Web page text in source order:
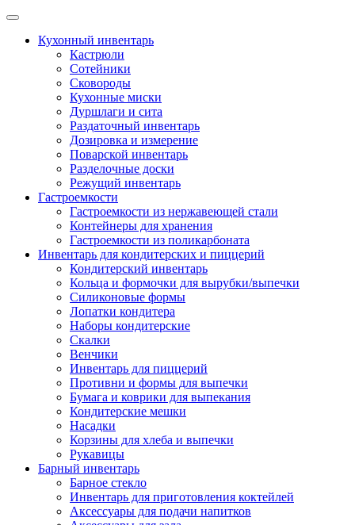
Skip
contentКухонный инвентарь
Кастрюли
Сотейники
Сковороды
Кухонные миски
Дуршлаги и сита
Раздаточный инвентарь
Дозировка и измерение
Поварской инвентарь
Разделочные доски
Режущий инвентарь
Гастроемкости
Гастроемкости из нержавеющей стали
Контейнеры для хранения
Гастроемкости из поликарбоната
Инвентарь для кондитерских и пиццерий
Кондитерский инвентарь
Кольца и формочки для вырубки/выпечки
Силиконовые формы
Лопатки кондитера
Наборы кондитерские
Скалки
Венчики
Инвентарь для пиццерий
Противни и формы для выпечки
Бумага и коврики для выпекания
Кондитерские мешки
Насадки
Корзины для хлеба и выпечки
Рукавицы
Барный инвентарь
Барное стекло
Инвентарь для приготовления коктейлей
Аксессуары для подачи напитков